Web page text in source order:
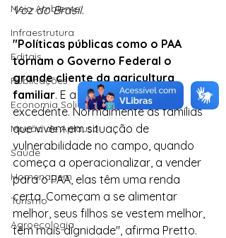
Meio Ambiente
Infraestrutura
Editais
Publicações
Economia Solidária
Moção de Aplauso
Saúde
Homenagem
Turismo
Agroecologia
Voz do Brasil.
"Políticas públicas como o PAA
tornam o Governo Federal o
grande cliente da agricultura
familiar. E a gente compra o
excedente. Normalmente as famílias
que vivem em situação de
vulnerabilidade no campo, quando
começa a operacionalizar, a vender
para o PAA, elas têm uma renda
certa. Começam a se alimentar
melhor, seus filhos se vestem melhor,
têm mais dignidade", afirma Pretto.